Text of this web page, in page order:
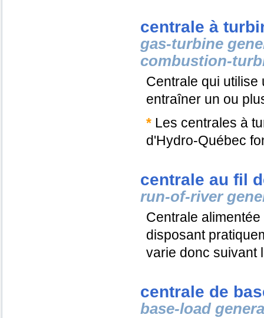
centrale à
gas-turbine
combustion-
Centrale qui
entraîner un ou
* Les centrales à
d'Hydro-Québec
centrale au fil
run-of-river
Centrale
disposant
varie donc suivant
centrale de
base-load